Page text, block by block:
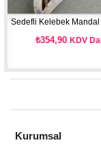
Sedefli Kelebek Mandal
₺354,90KDV
Kurumsal